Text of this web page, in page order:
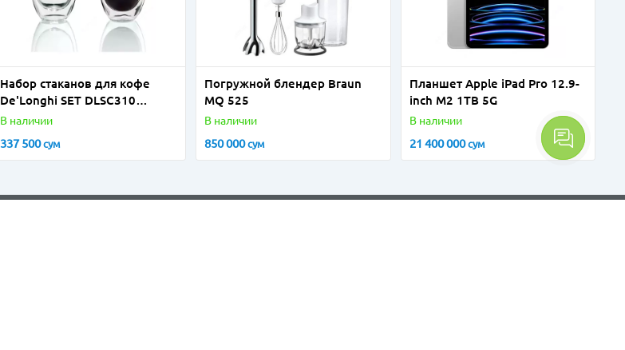
Набор стаканов для кофе
De'Longhi SET DLSC310
2GLASS-ESPRESSO DL (MVE)
В наличии
337 500сум
Погружной блендер Braun
MQ 525
В наличии
850 000сум
Планшет Apple iPad Pro 12.9-
inch M2 1TB 5G
В наличии
21 400 000сум